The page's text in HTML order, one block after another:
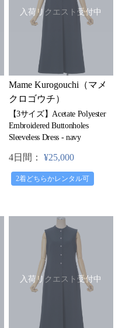
入荷リクエスト受付中
Mame Kurogouchi（マメ
クロゴウチ）
【3サイズ】Acetate Polyester
Embroidered Buttonholes
Sleeveless Dress - navy
4日間： ¥25,000
2着どちらかレンタル可
入荷リクエスト受付中